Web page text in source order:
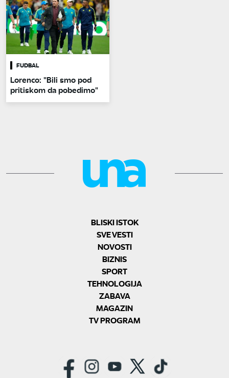
FUDBAL
Lorenco: "Bili smo pod
pritiskom da pobedimo"
BLISKI ISTOK
SVE VESTI
NOVOSTI
BIZNIS
SPORT
TEHNOLOGIJA
ZABAVA
MAGAZIN
TV PROGRAM